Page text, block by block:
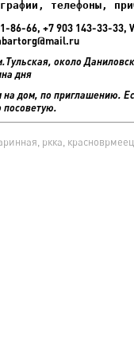
телефоны,
86-66, +7 903 143-33-33,
около
дня
дом, по приглашению.
посоветую.
ркка, красноврмеец,